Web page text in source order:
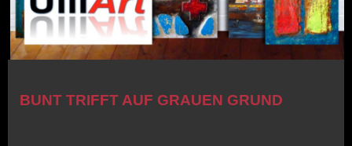
BUNT TRIFFT AUF GRAUEN GRUND